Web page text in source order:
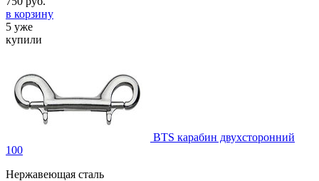
в корзину
5 уже
купили
BTS карабин двухсторонний
100
Нержавеющая сталь